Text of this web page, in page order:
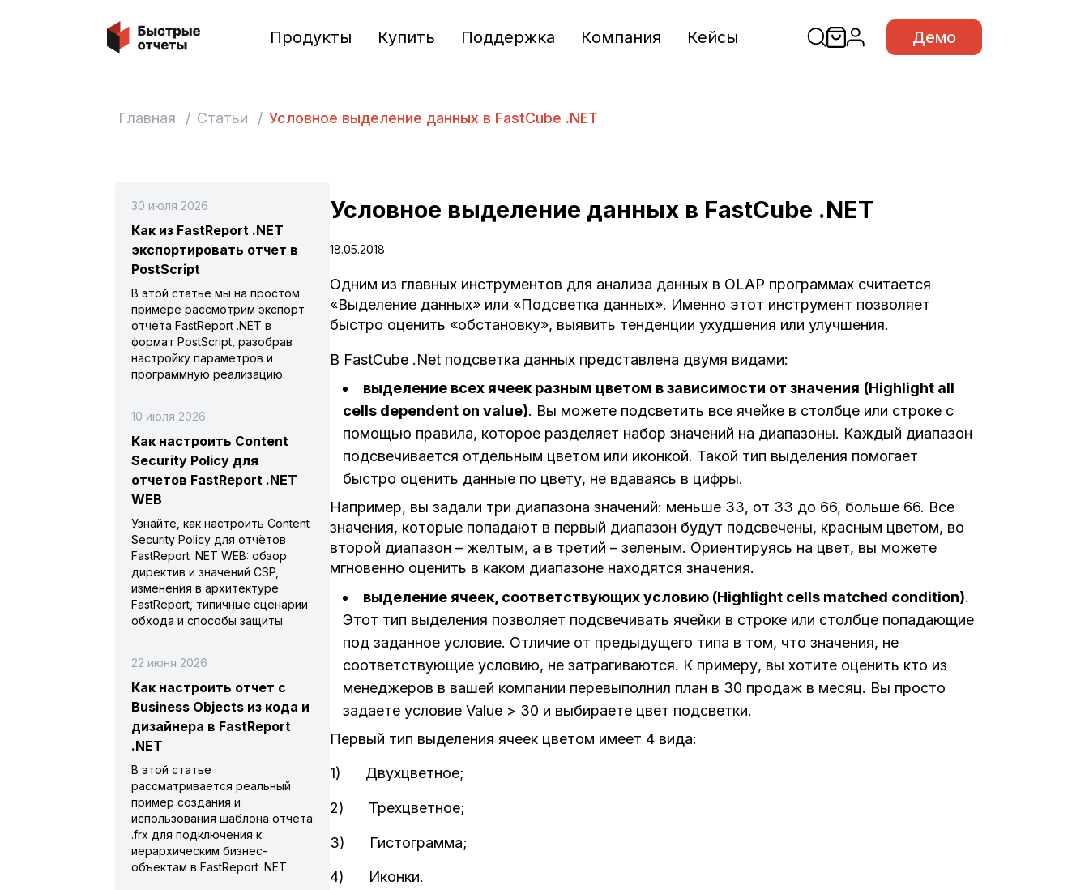
Быстрые отчеты Продукты Купить Поддержка Компания Кейсы Демо
Главная / Статьи / Условное выделение данных в FastCube .NET
Условное выделение данных в FastCube .NET
18.05.2018
Одним из главных инструментов для анализа данных в OLAP программах считается
«Выделение данных» или «Подсветка данных». Именно этот инструмент позволяет
быстро оценить «обстановку», выявить тенденции ухудшения или улучшения.
В FastCube .Net подсветка данных представлена двумя видами:
выделение всех ячеек разным цветом в зависимости от значения (Highlight all
cells dependent on value). Вы можете подсветить все ячейке в столбце или строке с
помощью правила, которое разделяет набор значений на диапазоны. Каждый диапазон
подсвечивается отдельным цветом или иконкой. Такой тип выделения помогает
быстро оценить данные по цвету, не вдаваясь в цифры.
Например, вы задали три диапазона значений: меньше 33, от 33 до 66, больше 66. Все
значения, которые попадают в первый диапазон будут подсвечены, красным цветом, во
второй диапазон – желтым, а в третий – зеленым. Ориентируясь на цвет, вы можете
мгновенно оценить в каком диапазоне находятся значения.
выделение ячеек, соответствующих условию (Highlight cells matched condition).
Этот тип выделения позволяет подсвечивать ячейки в строке или столбце попадающие
под заданное условие. Отличие от предыдущего типа в том, что значения, не
соответствующие условию, не затрагиваются. К примеру, вы хотите оценить кто из
менеджеров в вашей компании перевыполнил план в 30 продаж в месяц. Вы просто
задаете условие Value > 30 и выбираете цвет подсветки.
Первый тип выделения ячеек цветом имеет 4 вида:
1) Двухцветное;
2) Трехцветное;
3) Гистограмма;
4) Иконки.
30 июля 2026
Как из FastReport .NET
экспортировать отчет в
PostScript
В этой статье мы на простом
примере рассмотрим экспорт
отчета FastReport .NET в
формат PostScript, разобрав
настройку параметров и
программную реализацию.
10 июля 2026
Как настроить Content
Security Policy для
отчетов FastReport .NET
WEB
Узнайте, как настроить Content
Security Policy для отчётов
FastReport .NET WEB: обзор
директив и значений CSP,
изменения в архитектуре
FastReport, типичные сценарии
обхода и способы защиты.
22 июня 2026
Как настроить отчет с
Business Objects из кода и
дизайнера в FastReport
.NET
В этой статье
рассматривается реальный
пример создания и
использования шаблона отчета
.frx для подключения к
иерархическим бизнес-
объектам в FastReport .NET.